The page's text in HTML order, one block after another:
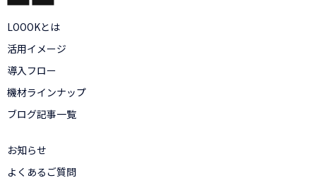
LOOOKとは
活用イメージ
導入フロー
機材ラインナップ
ブログ記事一覧
お知らせ
よくあるご質問